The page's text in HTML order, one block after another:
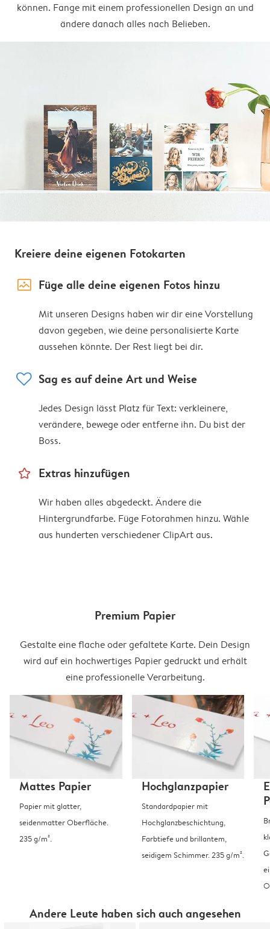
können. Fange mit einem professionellen Design an und
ändere danach alles nach Belieben.
Kreiere deine eigenen Fotokarten
image_placeholder Füge alle deine eigenen Fotos hinzu
Mit unseren Designs haben wir dir eine Vorstellung
davon gegeben, wie deine personalisierte Karte
aussehen könnte. Der Rest liegt bei dir.
heart Sag es auf deine Art und Weise
Jedes Design lässt Platz für Text: verkleinere,
verändere, bewege oder entferne ihn. Du bist der
Boss.
star_outline Extras hinzufügen
Wir haben alles abgedeckt. Ändere die
Hintergrundfarbe. Füge Fotorahmen hinzu. Wähle
aus hunderten verschiedener ClipArt aus.
Premium Papier
Gestalte eine flache oder gefaltete Karte. Dein Design
wird auf ein hochwertiges Papier gedruckt und erhält
eine professionelle Verarbeitung.
Mattes Papier
Papier mit glatter,
seidenmatter Oberfläche.
235 g/m².
Hochglanzpapier
Standardpapier mit
Hochglanzbeschichtung,
Farbtiefe und brillantem,
seidigem Schimmer. 235 g/m².
Andere Leute haben sich auch angesehen